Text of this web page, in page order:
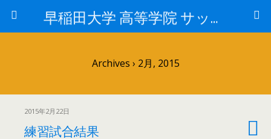
早稲田大学 高等学院 サッカー部
Archives › 2月, 2015
2015年2月22日
練習試合結果